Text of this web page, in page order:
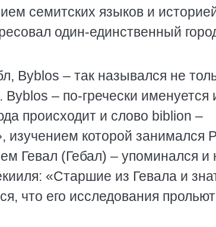
семитских языков и
один-единственный
Byblos – так назывался не
– по-гречески именуется
происходит и слово biblion –
изучением которой занимался
Гевал (Гебал) – упоминался и
«Старшие из Гевала и
что его исследования